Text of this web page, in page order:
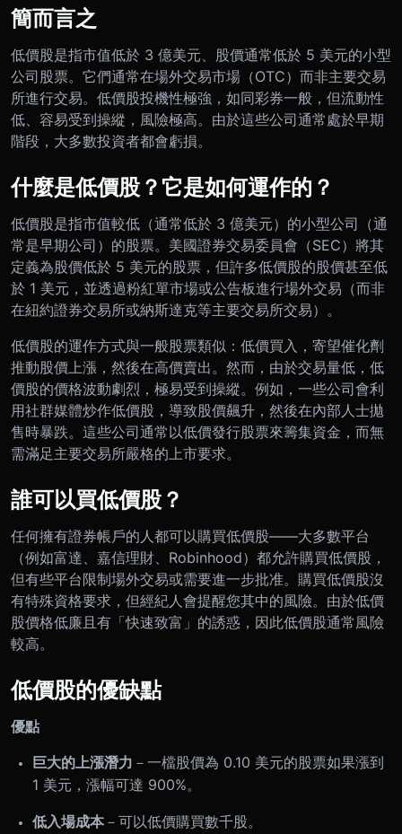
簡而言之
低價股是指市值低於 3 億美元、股價通常低於 5 美元的小型
公司股票。它們通常在場外交易市場（OTC）而非主要交易
所進行交易。低價股投機性極強，如同彩券一般，但流動性
低、容易受到操縱，風險極高。由於這些公司通常處於早期
階段，大多數投資者都會虧損。
什麼是低價股？它是如何運作的？
低價股是指市值較低（通常低於 3 億美元）的小型公司（通
常是早期公司）的股票。美國證券交易委員會（SEC）將其
定義為股價低於 5 美元的股票，但許多低價股的股價甚至低
於 1 美元，並透過粉紅單市場或公告板進行場外交易（而非
在紐約證券交易所或納斯達克等主要交易所交易）。
低價股的運作方式與一般股票類似：低價買入，寄望催化劑
推動股價上漲，然後在高價賣出。然而，由於交易量低，低
價股的價格波動劇烈，極易受到操縱。例如，一些公司會利
用社群媒體炒作低價股，導致股價飆升，然後在內部人士拋
售時暴跌。這些公司通常以低價發行股票來籌集資金，而無
需滿足主要交易所嚴格的上市要求。
誰可以買低價股？
任何擁有證券帳戶的人都可以購買低價股——大多數平台
（例如富達、嘉信理財、Robinhood）都允許購買低價股，
但有些平台限制場外交易或需要進一步批准。購買低價股沒
有特殊資格要求，但經紀人會提醒您其中的風險。由於低價
股價格低廉且有「快速致富」的誘惑，因此低價股通常風險
較高。
低價股的優缺點
優點
巨大的上漲潛力 －一檔股價為 0.10 美元的股票如果漲到
1 美元，漲幅可達 900%。
低入場成本－可以低價購買數千股。